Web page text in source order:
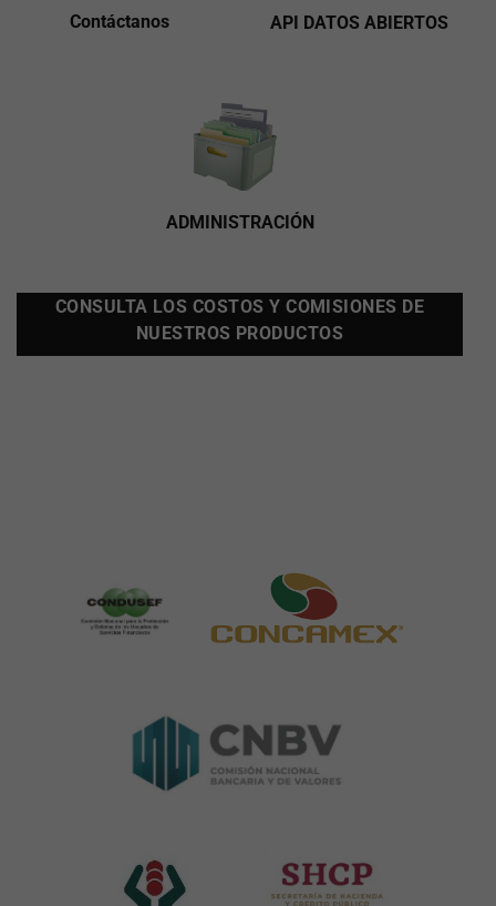
Contáctanos API DATOS ABIERTOS
ADMINISTRACIÓN
CONSULTA LOS COSTOS Y COMISIONES DE
NUESTROS PRODUCTOS